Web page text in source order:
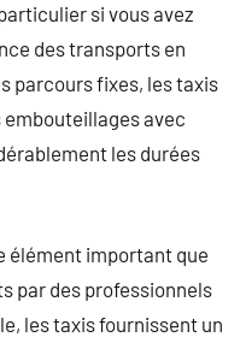
si vous avez
des transports en
parcours fixes, les taxis
avec
les durées
élément important que
par des professionnels
les taxis fournissent un